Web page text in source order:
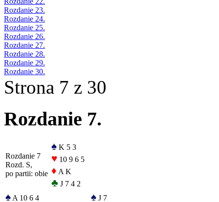
Rozdanie 23.
Rozdanie 24.
Rozdanie 25.
Rozdanie 26.
Rozdanie 27.
Rozdanie 28.
Rozdanie 29.
Rozdanie 30.
Strona 7 z 30
Rozdanie 7.
Rozdanie 7
Rozd. S,
po partii: obie
♠ K 5 3
♥ 10 9 6 5
♦ A K
♣ J 7 4 2
♠ A 10 6 4 ♠ J 7